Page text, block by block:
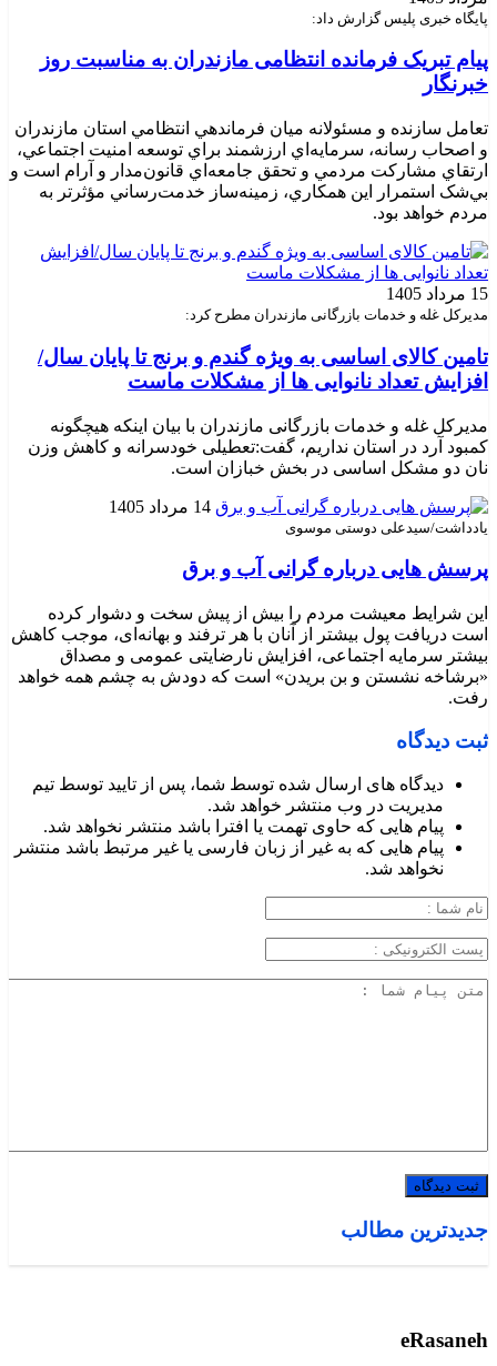
پایگاه خبری پلیس گزارش داد:
پیام تبریک فرمانده انتظامی مازندران به مناسبت روز
خبرنگار
تعامل سازنده و مسئولانه ميان فرماندهي انتظامي استان مازندران
و اصحاب رسانه، سرمايه‌اي ارزشمند براي توسعه امنيت اجتماعي،
ارتقاي مشارکت مردمي و تحقق جامعه‌اي قانون‌مدار و آرام است و
بي‌شک استمرار اين همکاري، زمينه‌ساز خدمت‌رساني مؤثرتر به
مردم خواهد بود.
15 مرداد 1405
مدیرکل غله و خدمات بازرگانی مازندران مطرح کرد:
تامین کالای اساسی به ویژه گندم و برنج تا پایان سال/
افزایش تعداد نانوایی ها از مشکلات ماست
مدیرکل غله و خدمات بازرگانی مازندران با بیان اینکه هیچگونه
کمبود آرد در استان نداریم، گفت:تعطیلی خودسرانه و کاهش وزن
نان دو مشکل اساسی در بخش خبازان است.
14 مرداد 1405
یادداشت/سیدعلی دوستی موسوی
پرسش هایی درباره گرانی آب و برق
این شرایط معیشت مردم را بیش از پیش سخت و دشوار کرده
است دریافت پول بیشتر از آنان با هر ترفند و بهانه‌ای، موجب کاهش
بیشتر سرمایه اجتماعی، افزایش نارضایتی عمومی و مصداق
«برشاخه نشستن و بن بریدن» است که دودش به چشم همه خواهد
رفت.
ثبت دیدگاه
دیدگاه های ارسال شده توسط شما، پس از تایید توسط تیم
مدیریت در وب منتشر خواهد شد.
پیام هایی که حاوی تهمت یا افترا باشد منتشر نخواهد شد.
پیام هایی که به غیر از زبان فارسی یا غیر مرتبط باشد منتشر
نخواهد شد.
جدیدترین مطالب
eRasaneh